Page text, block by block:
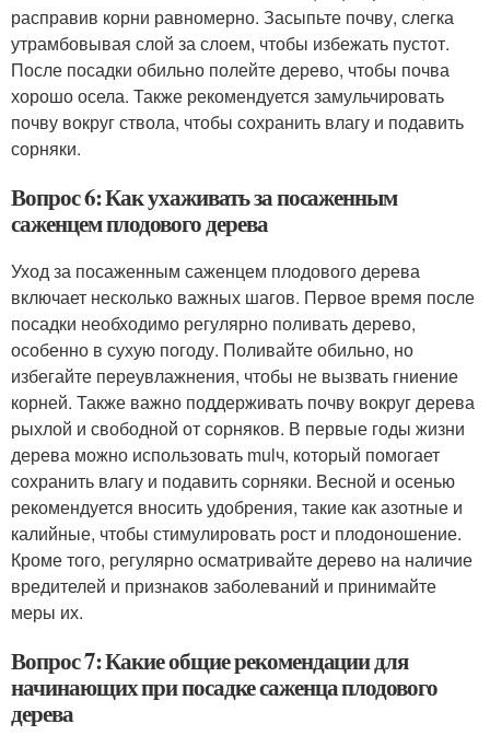
расправив корни равномерно. Засыпьте почву, слегка
утрамбовывая слой за слоем, чтобы избежать пустот.
После посадки обильно полейте дерево, чтобы почва
хорошо осела. Также рекомендуется замульчировать
почву вокруг ствола, чтобы сохранить влагу и подавить
сорняки.
Вопрос 6: Как ухаживать за посаженным
саженцем плодового дерева
Уход за посаженным саженцем плодового дерева
включает несколько важных шагов. Первое время после
посадки необходимо регулярно поливать дерево,
особенно в сухую погоду. Поливайте обильно, но
избегайте переувлажнения, чтобы не вызвать гниение
корней. Также важно поддерживать почву вокруг дерева
рыхлой и свободной от сорняков. В первые годы жизни
дерева можно использовать mulч, который помогает
сохранить влагу и подавить сорняки. Весной и осенью
рекомендуется вносить удобрения, такие как азотные и
калийные, чтобы стимулировать рост и плодоношение.
Кроме того, регулярно осматривайте дерево на наличие
вредителей и признаков заболеваний и принимайте
меры их.
Вопрос 7: Какие общие рекомендации для
начинающих при посадке саженца плодового
дерева